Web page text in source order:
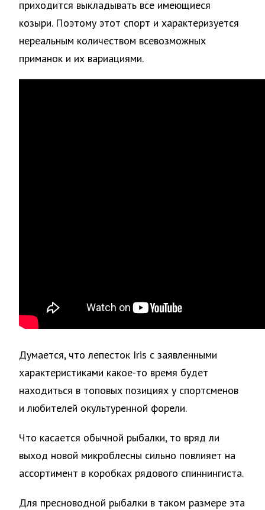
приходится выкладывать все имеющиеся
козыри. Поэтому этот спорт и характеризуется
нереальным количеством всевозможных
приманок и их вариациями.
Думается, что лепесток Iris с заявленными
характеристиками какое-то время будет
находиться в топовых позициях у спортсменов
и любителей окультуренной форели.
Что касается обычной рыбалки, то вряд ли
выход новой микроблесны сильно повлияет на
ассортимент в коробках рядового спиннингиста.
Для пресноводной рыбалки в таком размере эта